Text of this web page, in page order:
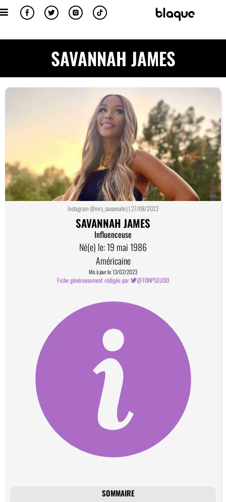
SAVANNAH JAMES
Instagram @mrs_savannahrj | 27/08/2022
SAVANNAH JAMES
Influenceuse
Né(e) le: 19 mai 1986
Américaine
Mis à jour le: 13/02/2023
Fiche généreusement rédigée par @TONPSEUDO
Comment devenir contributeur?
SOMMAIRE